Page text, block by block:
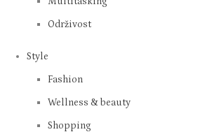
Networking
Multitasking
Održivost